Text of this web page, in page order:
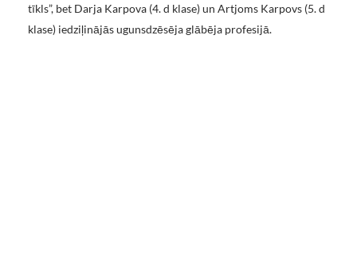
tīkls”, bet Darja Karpova (4. d klase) un Artjoms Karpovs (5. d
klase) iedziļinājās ugunsdzēsēja glābēja profesijā.